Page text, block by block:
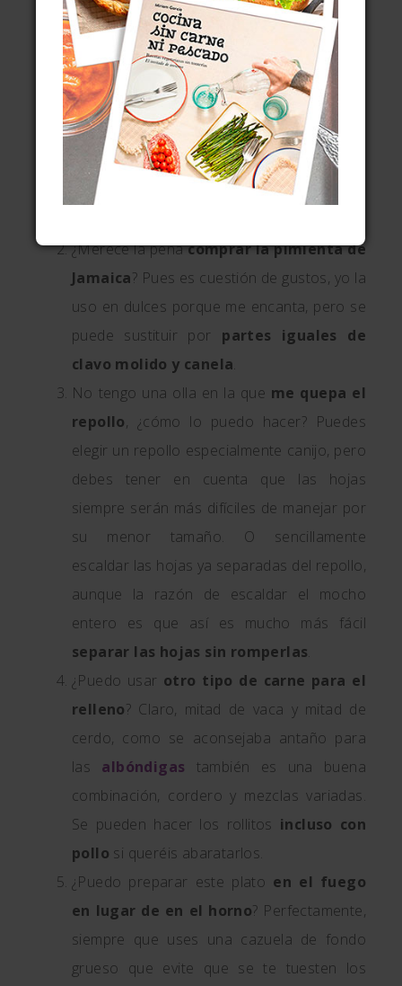
(carece de gluten) muy utilizado en ciertas
partes de Europa cuyo grano tiene una
divertida forma de tetraedro, y básico en la
cocina rusa occidental; por ejemplo, los
blinis rusos se hacen con harina de esta
planta, así como lasgalettesbretonas de la
France. Pero ya os digo que se puede
¿Merece la penacomprar la pimienta de
Jamaica? Pues es cuestión de gustos, yo la
uso en dulces porque me encanta, pero se
puede sustituir por partes iguales de
clavo molido y canela.
No tengo una olla en la que me quepa el
repollo, ¿cómo lo puedo hacer? Puedes
elegir un repollo especialmente canijo, pero
debes tener en cuenta que las hojas
siempre serán más difíciles de manejar por
su menor tamaño. O sencillamente
escaldar las hojas ya separadas del repollo,
aunque la razón de escaldar el mocho
entero es que así es mucho más fácil
separar las hojas sin romperlas.
¿Puedo usar otro tipo de carne para el
relleno? Claro, mitad de vaca y mitad de
cerdo, como se aconsejaba antaño para
las albóndigas también es una buena
combinación, cordero y mezclas variadas.
Se pueden hacer los rollitos incluso con
pollo si queréis abaratarlos.
¿Puedo preparar este plato en el fuego
en lugar de en el horno? Perfectamente,
siempre que uses una cazuela de fondo
grueso que evite que se te tuesten los